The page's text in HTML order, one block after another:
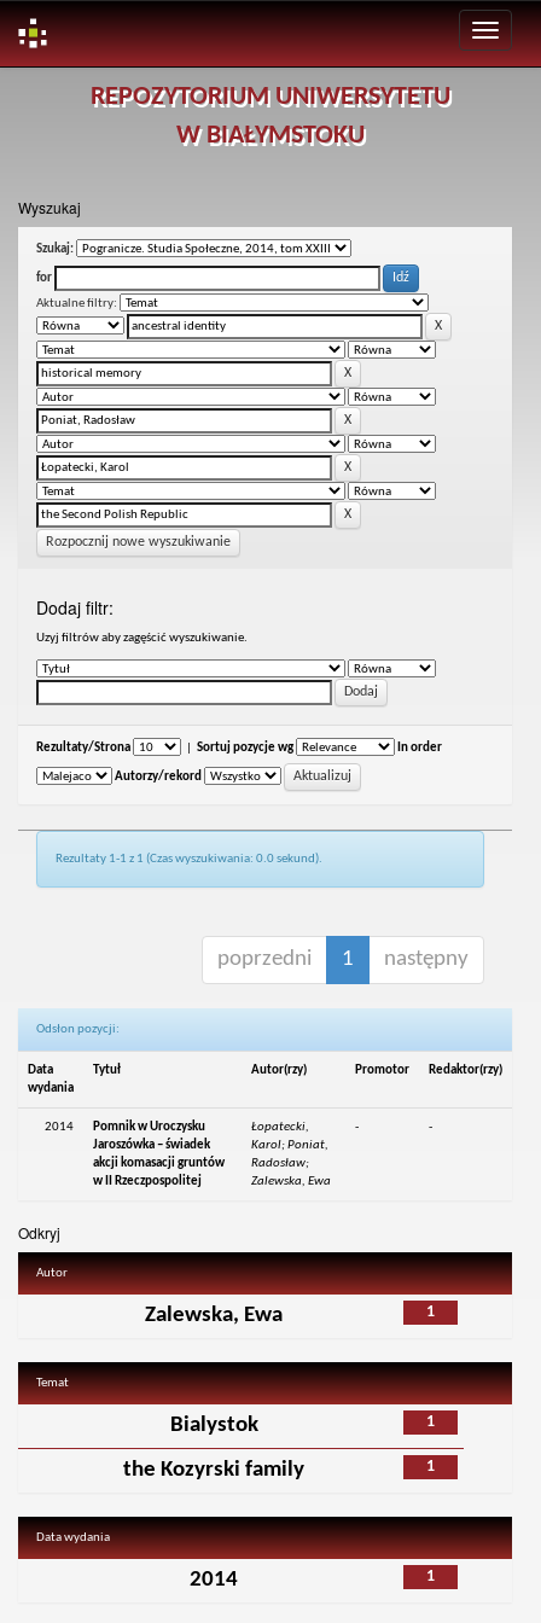
REPOZYTORIUM UNIWERSYTETU
W BIAŁYMSTOKU
Wyszukaj
Szukaj:
for
Aktualne filtry:
Rozpocznij nowe wyszukiwanie
Dodaj filtr:
Uzyj filtrów aby zagęścić wyszukiwanie.
Rezultaty/Strona Sortuj pozycje wg In order
Autorzy/rekord
Rezultaty 1-1 z 1 (Czas wyszukiwania: 0.0 sekund).
poprzedni 1 następny
Odsłon pozycji:
Data
wydania
Tytuł Autor(rzy) Promotor Redaktor(rzy)
2014
Pomnik w Uroczysku
Jaroszówka – świadek
akcji komasacji gruntów
w II Rzeczpospolitej
Łopatecki,
Karol; Poniat,
Radosław;
Zalewska, Ewa
- -
Odkryj
Autor
1
Zalewska, Ewa
Temat
1
Bialystok
1
the Kozyrski family
Data wydania
1
2014